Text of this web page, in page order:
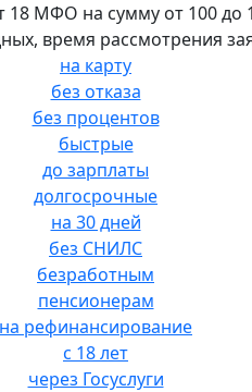
МФО на сумму от 100 до
время рассмотрения
на карту
без отказа
без процентов
быстрые
до зарплаты
долгосрочные
на 30 дней
без СНИЛС
безработным
пенсионерам
на рефинансирование
с 18 лет
через Госуслуги